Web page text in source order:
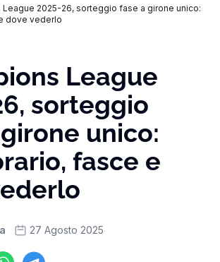
League 2025-26, sorteggio fase a girone unico:
dove vederlo
League
sorteggio
unico:
fasce e
27 Agosto 2025